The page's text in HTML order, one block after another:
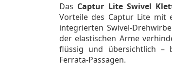
Das Captur Lite Swivel
Vorteile des Captur Lite mit
integrierten Swivel-
der elastischen Arme
flüssig und übersichtlich –
Ferrata-Passagen.